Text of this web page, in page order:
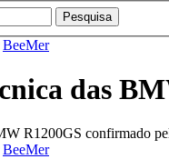
BeeMer
das
R1200GS confirmado
BeeMer